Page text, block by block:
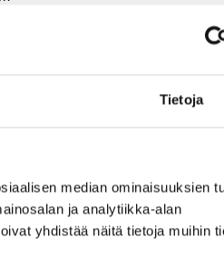
Tietoja
median ominaisuuksien
ja analytiikka-alan
yhdistää näitä tietoja muihin